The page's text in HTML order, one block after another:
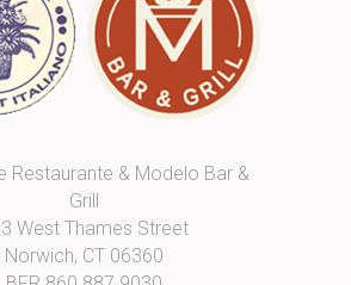
Restaurante & Modelo Bar &
Grill
West Thames Street
Norwich, CT 06360